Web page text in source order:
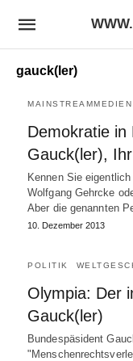
gauck(ler)
MAINSTREAMMEDIEN
Demokratie in
Gauck(ler),
Kennen Sie
Wolfgang Gehrcke
Aber die genannten
10. Dezember 2013
POLITIK
Olympia: Der
Gauck(ler)
Bundespäsident